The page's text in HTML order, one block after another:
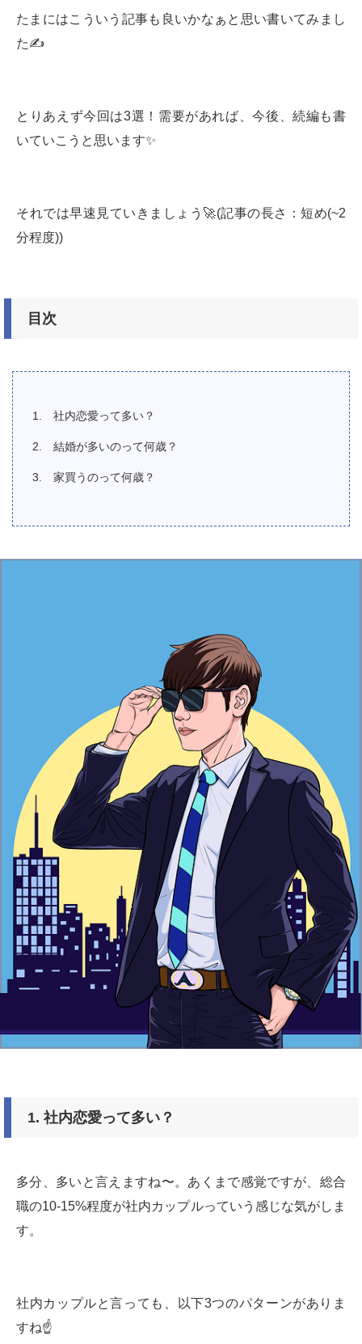
たまにはこういう記事も良いかなぁと思い書いてみまし
た✍️
とりあえず今回は3選！需要があれば、今後、続編も書
いていこうと思います✨
それでは早速見ていきましょう🚀(記事の長さ：短め(~2
分程度))
目次
社内恋愛って多い？
結婚が多いのって何歳？
家買うのって何歳？
1. 社内恋愛って多い？
多分、多いと言えますね〜。あくまで感覚ですが、総合
職の10-15%程度が社内カップルっていう感じな気がしま
す。
社内カップルと言っても、以下3つのパターンがありま
すね☝️